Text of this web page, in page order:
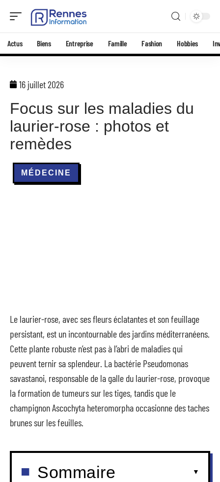
Actus Biens Entreprise Famille Fashion Hobbies
16 juillet 2026
Focus sur les maladies du
laurier-rose : photos et
remèdes
MÉDECINE
Le laurier-rose, avec ses fleurs éclatantes et son feuillage
persistant, est un incontournable des jardins méditerranéens.
Cette plante robuste n’est pas à l’abri de maladies qui
peuvent ternir sa splendeur. La bactérie Pseudomonas
savastanoi, responsable de la galle du laurier-rose, provoque
la formation de tumeurs sur les tiges, tandis que le
champignon Ascochyta heteromorpha occasionne des taches
brunes sur les feuilles.
Sommaire